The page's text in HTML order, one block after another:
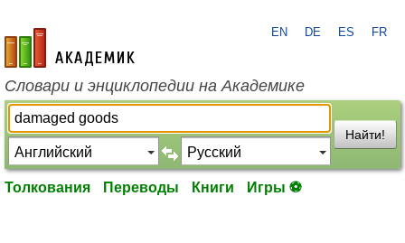
academic.ru
EN DE ES FR
Словари и энциклопедии на Академике
Найти!
Толкования Переводы Книги Игры ⚽